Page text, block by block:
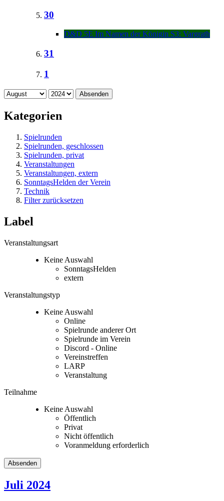
30
D&D 5E Im Namen der Königin S3: Vargrath
31
1
Absenden
Kategorien
Spielrunden
Spielrunden, geschlossen
Spielrunden, privat
Veranstaltungen
Veranstaltungen, extern
SonntagsHelden der Verein
Technik
Filter zurücksetzen
Label
Veranstaltungsart
Keine Auswahl
SonntagsHelden
extern
Veranstaltungstyp
Keine Auswahl
Online
Spielrunde anderer Ort
Spielrunde im Verein
Discord - Online
Vereinstreffen
LARP
Veranstaltung
Teilnahme
Keine Auswahl
Öffentlich
Privat
Nicht öffentlich
Voranmeldung erforderlich
Juli 2024